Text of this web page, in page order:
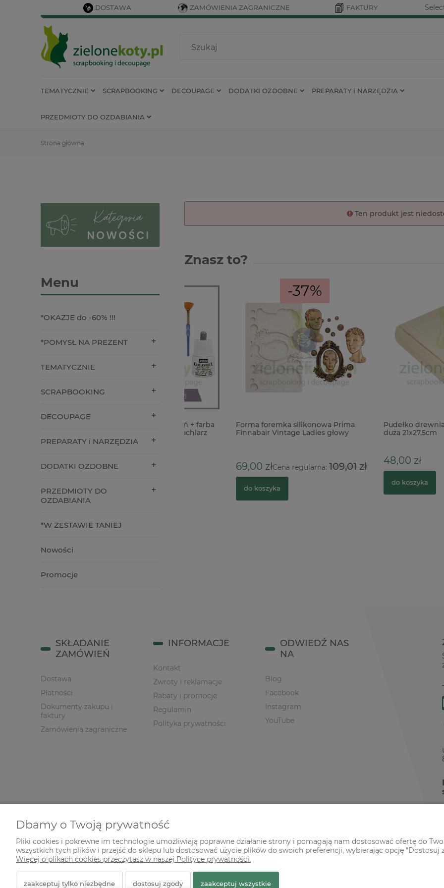
DOSTAWA ZAMÓWIENIA ZAGRANICZNE FAKTURY
TEMATYCZNIE SCRAPBOOKING DECOUPAGE DODATKI OZDOBNE PREPARATY i NARZĘDZIA
PRZEDMIOTY DO OZDABIANIA
Strona główna
Menu
*OKAZJE do -60% !!!
*POMYSŁ NA PREZENT
TEMATYCZNIE
SCRAPBOOKING
DECOUPAGE
PREPARATY i NARZĘDZIA
DODATKI OZDOBNE
PRZEDMIOTY DO
OZDABIANIA
*W ZESTAWIE TANIEJ
Nowości
Promocje
Ten produkt jest
Znasz to?
Forma foremka silikonowa Prima
Finnabair Vintage Ladies głowy
Cena regularna:109,01 zł
Pudełko drewniane
duża 21x27,5cm
48,00 zł
SKŁADANIE
ZAMÓWIEŃ
Dostawa
Płatności
Dokumenty zakupu i
faktury
Zamówienia zagraniczne
INFORMACJE
Kontakt
Zwroty i reklamacje
Rabaty i promocje
Regulamin
Polityka prywatności
ODWIEDŹ NAS
NA
Blog
Facebook
Instagram
YouTube
© 2026 zielonekoty.pl. Wszelkie prawa zastrzeżone.
Dbamy o Twoją prywatność
Pliki cookies i pokrewne im technologie umożliwiają poprawne działanie strony i pomagają nam dostosować ofertę do
wszystkich tych plików i przejść do sklepu lub dostosować użycie plików do swoich preferencji, wybierając opcję "Dostosuj
Więcej o plikach cookies przeczytasz w naszej Polityce prywatności.
zaakceptuj tylko niezbędne dostosuj zgody zaakceptuj wszystkie